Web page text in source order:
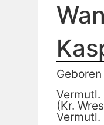
Vermutl.
(Kr.
Vermutl.